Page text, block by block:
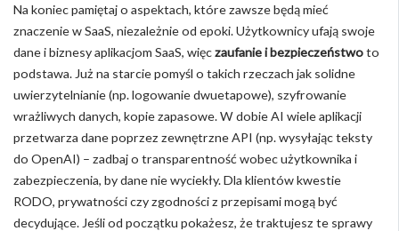
Na koniec pamiętaj o aspektach, które zawsze będą mieć
znaczenie w SaaS, niezależnie od epoki. Użytkownicy ufają swoje
dane i biznesy aplikacjom SaaS, więczaufanie i bezpieczeństwoto
podstawa. Już na starcie pomyśl o takich rzeczach jak solidne
uwierzytelnianie (np. logowanie dwuetapowe), szyfrowanie
wrażliwych danych, kopie zapasowe. W dobie AI wiele aplikacji
przetwarza dane poprzez zewnętrzne API (np. wysyłając teksty
do OpenAI) – zadbaj o transparentność wobec użytkownika i
zabezpieczenia, by dane nie wyciekły. Dla klientów kwestie
RODO, prywatności czy zgodności z przepisami mogą być
decydujące. Jeśli od początku pokażesz, że traktujesz te sprawy